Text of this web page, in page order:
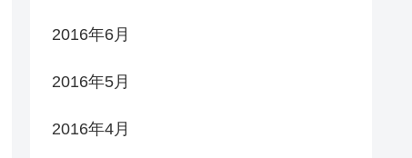
2016年6月
2016年5月
2016年4月